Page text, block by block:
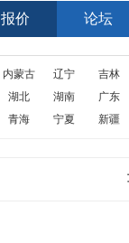
报价 论坛
内蒙古 辽宁
吉林
湖北 湖南
广东
青海 宁夏 新疆